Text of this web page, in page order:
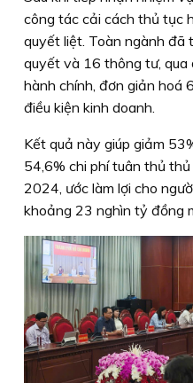
công tác cải cách thủ tục
quyết liệt. Toàn ngành đã
quyết và 16 thông tư,
hành chính, đơn giản hoá
điều kiện kinh doanh.
Kết quả này giúp giảm
54,6% chi phí tuân thủ
2024, ước làm lợi cho
khoảng 23 nghìn tỷ đồng